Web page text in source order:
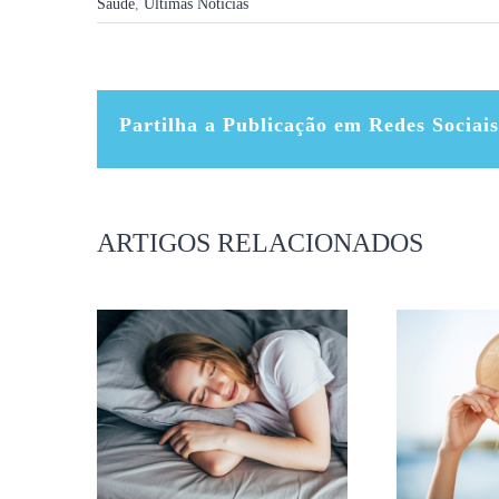
Saúde, Últimas Notícias
Partilha a Publicação em Redes
ARTIGOS RELACIONADOS